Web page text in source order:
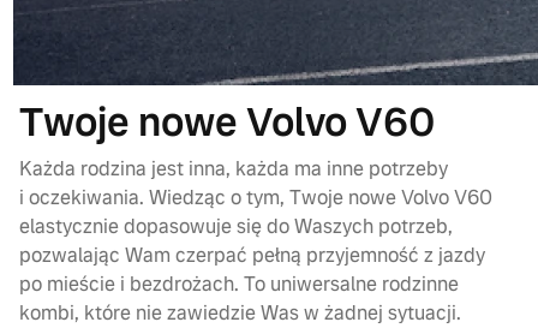
Twoje nowe Volvo V60
Każda rodzina jest inna, każda ma inne potrzeby
i oczekiwania. Wiedząc o tym, Twoje nowe Volvo V60
elastycznie dopasowuje się do Waszych potrzeb,
pozwalając Wam czerpać pełną przyjemność z jazdy
po mieście i bezdrożach. To uniwersalne rodzinne
kombi, które nie zawiedzie Was w żadnej sytuacji.